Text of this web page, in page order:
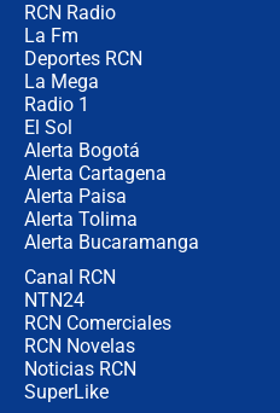
RCN Radio
La Fm
Deportes RCN
La Mega
Radio 1
El Sol
Alerta Bogotá
Alerta Cartagena
Alerta Paisa
Alerta Tolima
Alerta Bucaramanga
Canal RCN
NTN24
RCN Comerciales
RCN Novelas
Noticias RCN
SuperLike